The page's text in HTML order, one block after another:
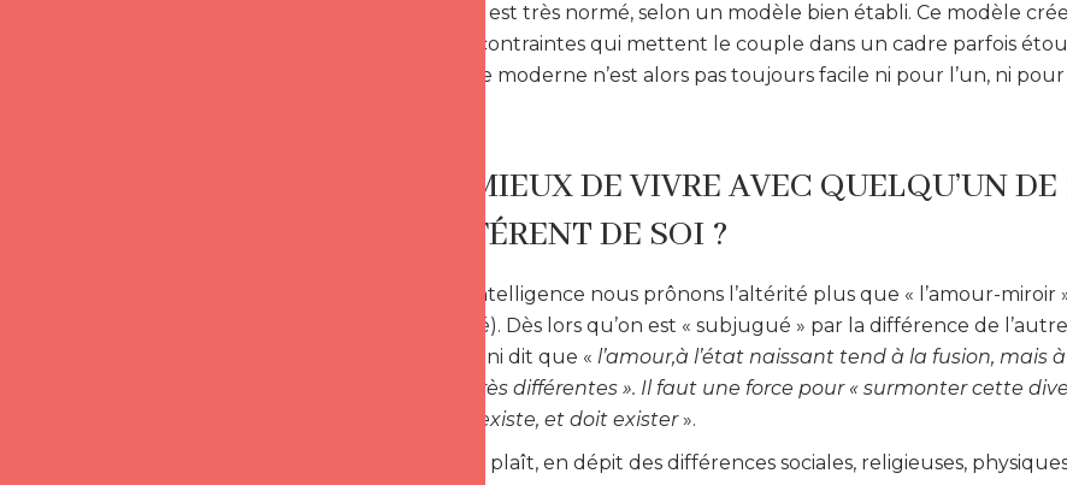
couple, tout est très normé, selon un modèle bien établi. Ce modèle
nombre de contraintes qui mettent le couple dans un cadre parfois
notre monde moderne n’est alors pas toujours facile ni pour l’un, ni pour
EST-IL MIEUX DE VIVRE AVEC QUELQU’UN
OU DIFFÉRENT DE SOI ?
Chez Love Intelligence nous prônons l’altérité plus que « l’amour-miroir
même moitié). Dès lors qu’on est « subjugué » par la différence de
belle. Alberoni dit que « l’amour,à l’état naissant tend à la fusion, mais
personnes très différentes ». Il faut une force pour « surmonter cette
cependant existe, et doit exister ».
Lorsqu’on se plaît, en dépit des différences sociales, religieuses,